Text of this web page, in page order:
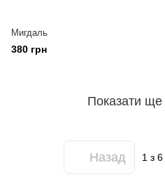
Мигдаль
380 грн
Показати ще
Назад 1 з 6